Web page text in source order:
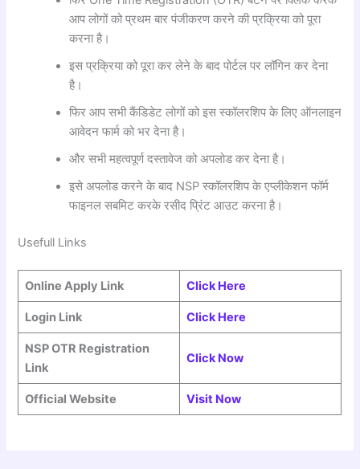
आप लोगों को प्रथम बार पंजीकरण करने की प्रक्रिया को पूरा
करना है।
इस प्रक्रिया को पूरा कर लेने के बाद पोर्टल पर लॉगिन कर देना
है।
फिर आप सभी कैंडिडेट लोगों को इस स्कॉलरशिप के लिए ऑनलाइन
आवेदन फार्म को भर देना है।
और सभी महत्वपूर्ण दस्तावेज को अपलोड कर देना है।
इसे अपलोड करने के बाद NSP स्कॉलरशिप के एप्लीकेशन फॉर्म
फाइनल सबमिट करके रसीद प्रिंट आउट करना है।
Usefull Links
Online Apply Link Click Here
Login Link Click Here
NSP OTR Registration
Link
Click Now
Official Website Visit Now